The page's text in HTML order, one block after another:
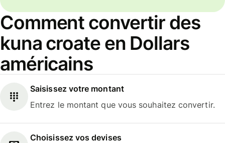
Comment convertir des
kuna croate en Dollars
américains
Saisissez votre montant
Entrez le montant que vous souhaitez convertir.
Choisissez vos devises